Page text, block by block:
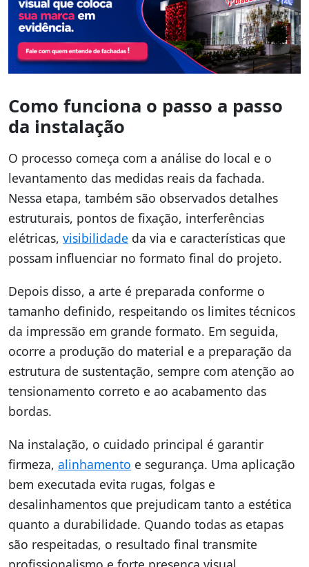
Como funciona o passo a passo
da instalação
O processo começa com a análise do local e o
levantamento das medidas reais da fachada.
Nessa etapa, também são observados detalhes
estruturais, pontos de fixação, interferências
elétricas, visibilidade da via e características que
possam influenciar no formato final do projeto.
Depois disso, a arte é preparada conforme o
tamanho definido, respeitando os limites técnicos
da impressão em grande formato. Em seguida,
ocorre a produção do material e a preparação da
estrutura de sustentação, sempre com atenção ao
tensionamento correto e ao acabamento das
bordas.
Na instalação, o cuidado principal é garantir
firmeza, alinhamento e segurança. Uma aplicação
bem executada evita rugas, folgas e
desalinhamentos que prejudicam tanto a estética
quanto a durabilidade. Quando todas as etapas
são respeitadas, o resultado final transmite